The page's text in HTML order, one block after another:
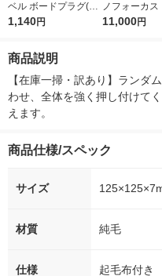
ベル ボードプラグ(ビ
スタイプ) A-416 1個
1,140円
ノフォーカ
5ｇ 資生堂
11,000円
商品説明
【在庫一掃・訳あり】ランダ
わせ、全体を強く押し付けて
えます。
商品仕様/スペック
サイズ
材質 純毛
仕様 起毛布付き